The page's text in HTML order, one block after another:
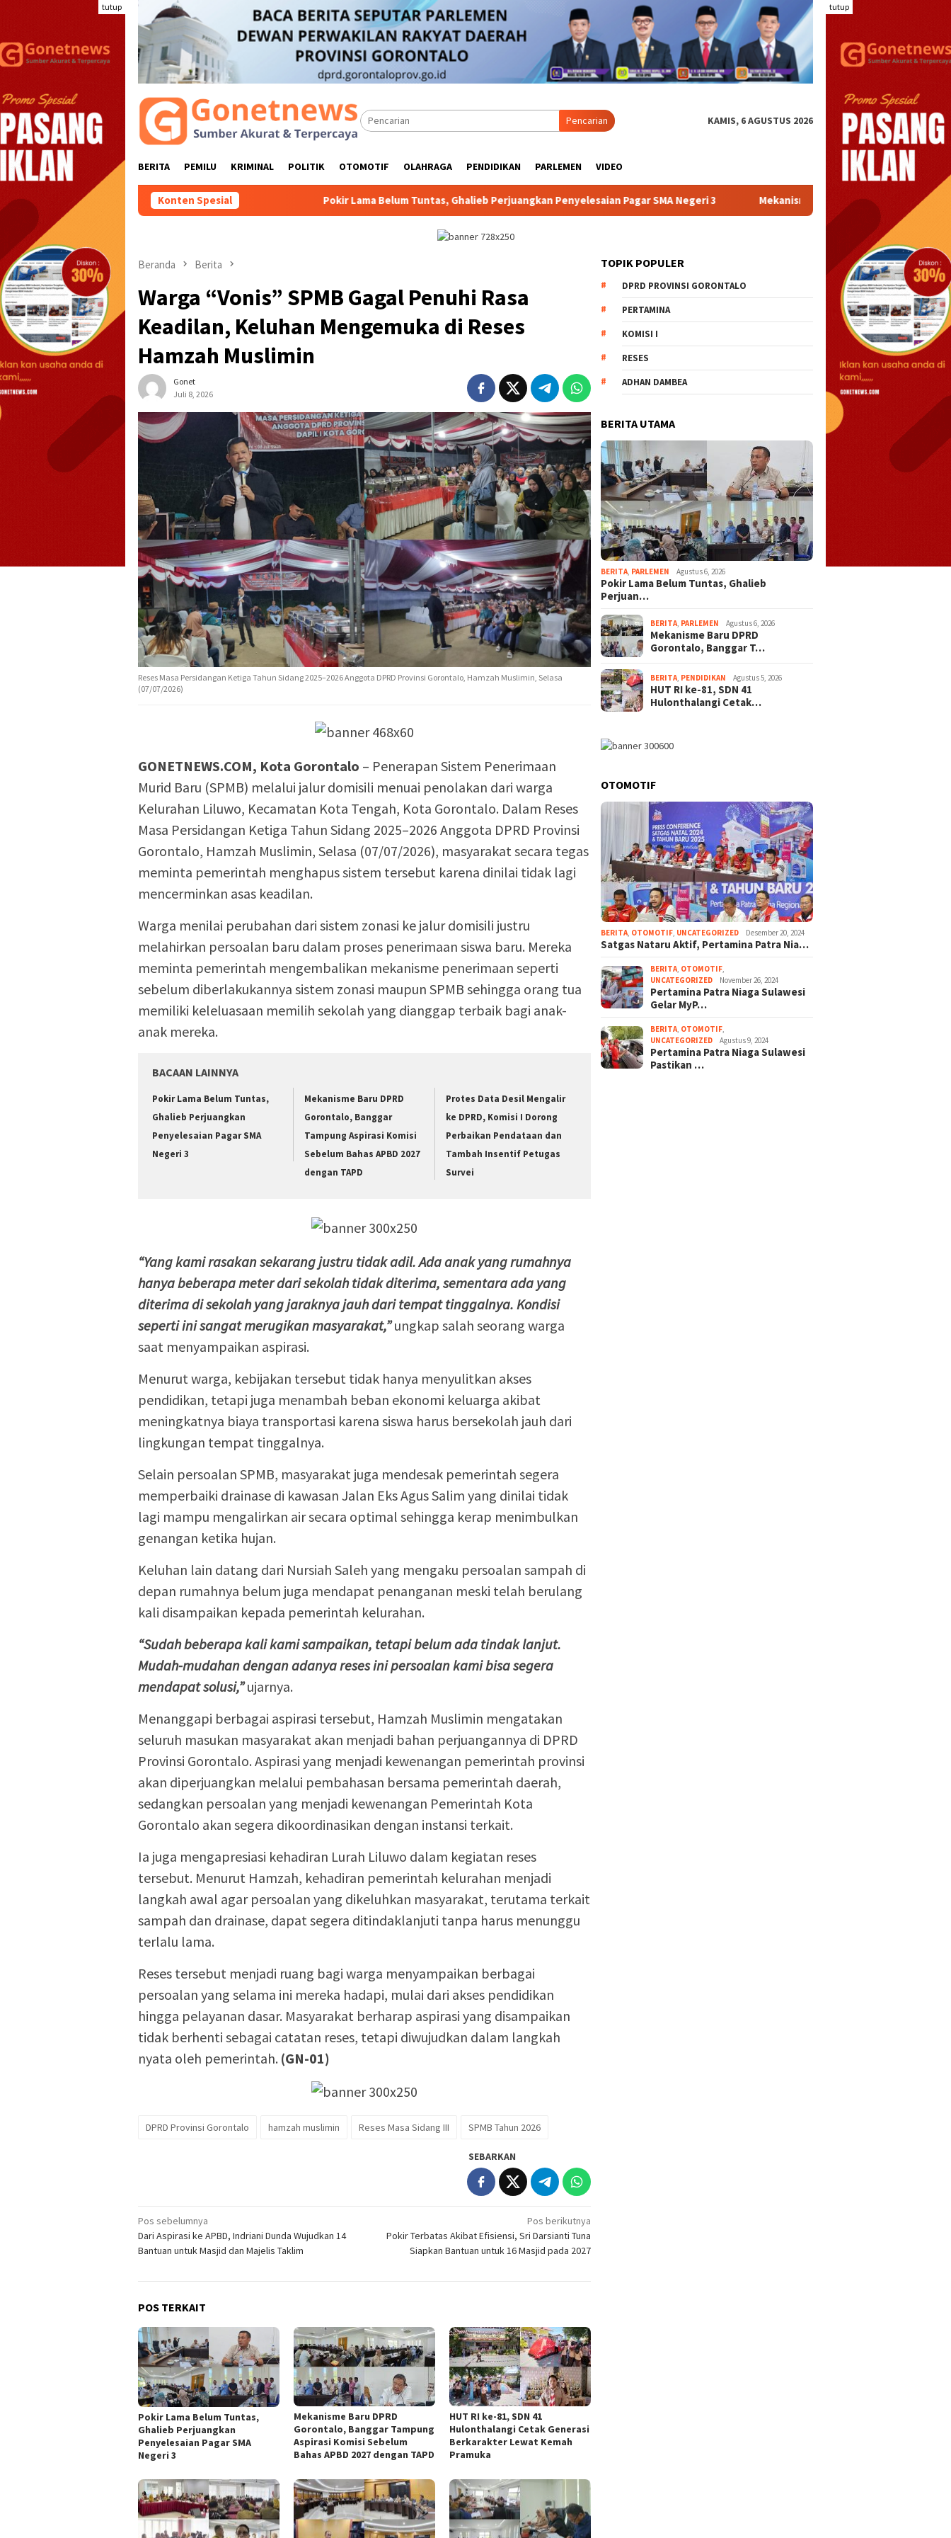
tutup tutup
Pencarian KAMIS, 6 AGUSTUS 2026
BERITA PEMILU KRIMINAL POLITIK OTOMOTIF OLAHRAGA PENDIDIKAN PARLEMEN VIDEO
Konten SpesialPokir Lama Belum Tuntas, Ghalieb Perjuangkan Penyelesaian Pagar SMA Negeri 3 Mekanisme Baru DPRD Gorontalo, Banggar Tampung Aspirasi
Beranda Berita
Warga “Vonis” SPMB Gagal Penuhi Rasa
Keadilan, Keluhan Mengemuka di Reses
Hamzah Muslimin
Gonet
Juli 8, 2026
Reses Masa Persidangan Ketiga Tahun Sidang 2025–2026 Anggota DPRD Provinsi Gorontalo, Hamzah Muslimin, Selasa
(07/07/2026)
GONETNEWS.COM, Kota Gorontalo – Penerapan Sistem Penerimaan
Murid Baru (SPMB) melalui jalur domisili menuai penolakan dari warga
Kelurahan Liluwo, Kecamatan Kota Tengah, Kota Gorontalo. Dalam Reses
Masa Persidangan Ketiga Tahun Sidang 2025–2026 Anggota DPRD Provinsi
Gorontalo, Hamzah Muslimin, Selasa (07/07/2026), masyarakat secara tegas
meminta pemerintah menghapus sistem tersebut karena dinilai tidak lagi
mencerminkan asas keadilan.
Warga menilai perubahan dari sistem zonasi ke jalur domisili justru
melahirkan persoalan baru dalam proses penerimaan siswa baru. Mereka
meminta pemerintah mengembalikan mekanisme penerimaan seperti
sebelum diberlakukannya sistem zonasi maupun SPMB sehingga orang tua
memiliki keleluasaan memilih sekolah yang dianggap terbaik bagi anak-
anak mereka.
BACAAN LAINNYA
Pokir Lama Belum Tuntas,
Ghalieb Perjuangkan
Penyelesaian Pagar SMA
Negeri 3
Mekanisme Baru DPRD
Gorontalo, Banggar
Tampung Aspirasi Komisi
Sebelum Bahas APBD 2027
dengan TAPD
Protes Data Desil Mengalir
ke DPRD, Komisi I Dorong
Perbaikan Pendataan dan
Tambah Insentif Petugas
Survei
“Yang kami rasakan sekarang justru tidak adil. Ada anak yang rumahnya
hanya beberapa meter dari sekolah tidak diterima, sementara ada yang
diterima di sekolah yang jaraknya jauh dari tempat tinggalnya. Kondisi
seperti ini sangat merugikan masyarakat,”ungkap salah seorang warga
saat menyampaikan aspirasi.
Menurut warga, kebijakan tersebut tidak hanya menyulitkan akses
pendidikan, tetapi juga menambah beban ekonomi keluarga akibat
meningkatnya biaya transportasi karena siswa harus bersekolah jauh dari
lingkungan tempat tinggalnya.
Selain persoalan SPMB, masyarakat juga mendesak pemerintah segera
memperbaiki drainase di kawasan Jalan Eks Agus Salim yang dinilai tidak
lagi mampu mengalirkan air secara optimal sehingga kerap menimbulkan
genangan ketika hujan.
Keluhan lain datang dari Nursiah Saleh yang mengaku persoalan sampah di
depan rumahnya belum juga mendapat penanganan meski telah berulang
kali disampaikan kepada pemerintah kelurahan.
“Sudah beberapa kali kami sampaikan, tetapi belum ada tindak lanjut.
Mudah-mudahan dengan adanya reses ini persoalan kami bisa segera
mendapat solusi,”ujarnya.
Menanggapi berbagai aspirasi tersebut, Hamzah Muslimin mengatakan
seluruh masukan masyarakat akan menjadi bahan perjuangannya di DPRD
Provinsi Gorontalo. Aspirasi yang menjadi kewenangan pemerintah provinsi
akan diperjuangkan melalui pembahasan bersama pemerintah daerah,
sedangkan persoalan yang menjadi kewenangan Pemerintah Kota
Gorontalo akan segera dikoordinasikan dengan instansi terkait.
Ia juga mengapresiasi kehadiran Lurah Liluwo dalam kegiatan reses
tersebut. Menurut Hamzah, kehadiran pemerintah kelurahan menjadi
langkah awal agar persoalan yang dikeluhkan masyarakat, terutama terkait
sampah dan drainase, dapat segera ditindaklanjuti tanpa harus menunggu
terlalu lama.
Reses tersebut menjadi ruang bagi warga menyampaikan berbagai
persoalan yang selama ini mereka hadapi, mulai dari akses pendidikan
hingga pelayanan dasar. Masyarakat berharap aspirasi yang disampaikan
tidak berhenti sebagai catatan reses, tetapi diwujudkan dalam langkah
nyata oleh pemerintah. (GN-01)
DPRD Provinsi Gorontalo hamzah muslimin Reses Masa Sidang III SPMB Tahun 2026
SEBARKAN
Navigasi
pos
Pos sebelumnya
Dari Aspirasi ke APBD, Indriani Dunda Wujudkan 14
Bantuan untuk Masjid dan Majelis Taklim
Pos berikutnya
Pokir Terbatas Akibat Efisiensi, Sri Darsianti Tuna
Siapkan Bantuan untuk 16 Masjid pada 2027
POS TERKAIT
Pokir Lama Belum Tuntas,
Ghalieb Perjuangkan
Penyelesaian Pagar SMA
Negeri 3
Mekanisme Baru DPRD
Gorontalo, Banggar Tampung
Aspirasi Komisi Sebelum
Bahas APBD 2027 dengan TAPD
HUT RI ke-81, SDN 41
Hulonthalangi Cetak Generasi
Berkarakter Lewat Kemah
Pramuka
TOPIK POPULER
DPRD PROVINSI GORONTALO
PERTAMINA
KOMISI I
RESES
ADHAN DAMBEA
BERITA UTAMA
BERITA, PARLEMEN Agustus 6, 2026
Pokir Lama Belum Tuntas, Ghalieb
Perjuan…
BERITA, PARLEMEN Agustus 6, 2026
Mekanisme Baru DPRD
Gorontalo, Banggar T…
BERITA, PENDIDIKAN Agustus 5, 2026
HUT RI ke-81, SDN 41
Hulonthalangi Cetak…
OTOMOTIF
BERITA OTOMOTIF UNCATEGORIZED Desember 20, 2024
Satgas Nataru Aktif, Pertamina Patra Nia…
BERITA OTOMOTIF
UNCATEGORIZED
November 26, 2024
Pertamina Patra Niaga Sulawesi
Gelar MyP…
BERITA OTOMOTIF
UNCATEGORIZED
Agustus 9, 2024
Pertamina Patra Niaga Sulawesi
Pastikan …